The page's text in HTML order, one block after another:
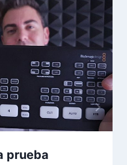
prueba